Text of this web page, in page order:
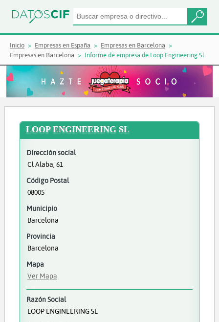
Inicio Empresas en España
Empresas en Barcelona
Empresas en Barcelona
Informe de empresa de Loop Engineering Sl
LOOP ENGINEERING SL
Dirección social
Cl Alaba, 61
Código Postal
08005
Municipio
Barcelona
Provincia
Barcelona
Mapa
Ver Mapa
Razón Social
LOOP ENGINEERING SL